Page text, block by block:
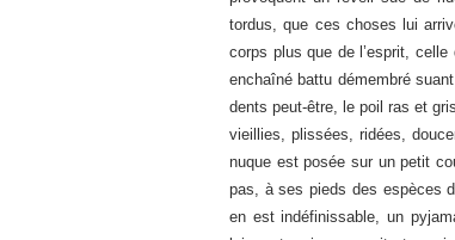
tordus, que ces choses lui
corps plus que de l’esprit, celle
enchaîné battu démembré
dents peut-être, le poil ras et
vieillies, plissées, ridées,
nuque est posée sur un petit
pas, à ses pieds des espèces
en est indéfinissable, un